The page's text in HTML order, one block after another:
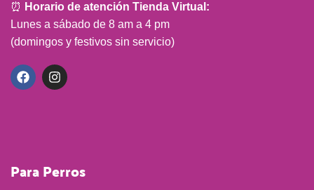
⏰ Horario de atención Tienda Virtual:
Lunes a sábado de 8 am a 4 pm
(domingos y festivos sin servicio)
Para Perros